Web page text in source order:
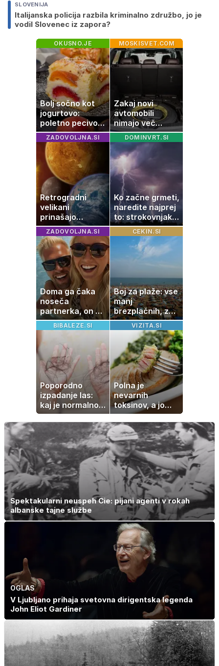
SLOVENIJA
Italijanska policija razbila kriminalno združbo, jo je
vodil Slovenec iz zapora?
OKUSNO.JE
Bolj sočno kot
jogurtovo:
poletno pecivo,
ki vedno uspe
MOSKISVET.COM
Zakaj novi
avtomobili
nimajo več
rezervne gume?
ZADOVOLJNA.SI
Retrogradni
velikani
prinašajo
pomembne
premike – kaj
pomeni, da so
Saturn, Neptun
in Pluton hkrati
retrogradni?
DOMINVRT.SI
Ko začne grmeti,
naredite najprej
to: strokovnjaki
opozarjajo na
pogosto napako
ZADOVOLJNA.SI
Doma ga čaka
noseča
partnerka, on pa
dopustuje z
drugo
CEKIN.SI
Boj za plaže: vse
manj
brezplačnih, za
ležalnik in
senčnik tudi več
kot 40 evrov
BIBALEZE.SI
Poporodno
izpadanje las:
kaj je normalno
in kako si
pomagati
VIZITA.SI
Polna je
nevarnih
toksinov, a jo
imamo vsi radi:
to je najbolj
nezdrava riba, ki
jo mnogi redno
uživajo
Spektakularni neuspeh Cie: pijani agenti v rokah
albanske tajne službe
OGLAS
V Ljubljano prihaja svetovna dirigentska legenda
John Eliot Gardiner